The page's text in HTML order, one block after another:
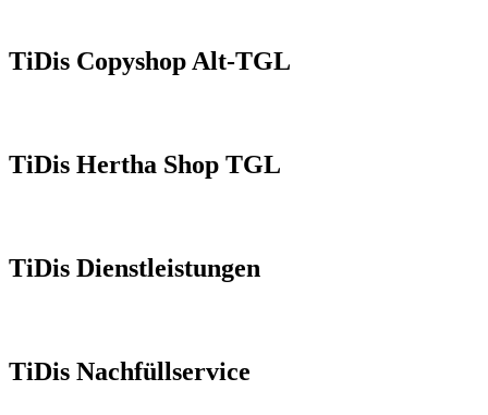
TiDis Copyshop Alt-TGL
TiDis Hertha Shop TGL
TiDis Dienstleistungen
TiDis Nachfüllservice